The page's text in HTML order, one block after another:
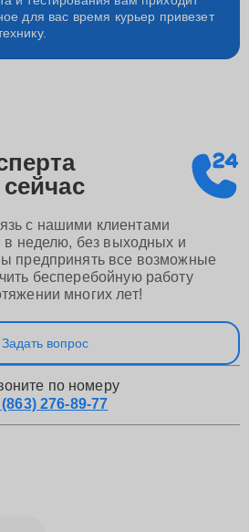
для вас время курьер привезет
с нашими клиентами
в неделю, без выходных и
предпринять все возможные
бесперебойную работу
многих лет!
Задать вопрос
по номеру
276-89-77